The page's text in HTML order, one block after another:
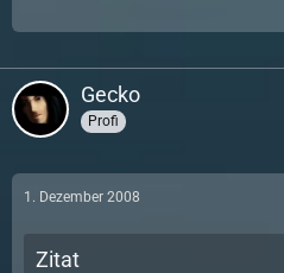
Gecko
Profi
1. Dezember 2008
Zitat